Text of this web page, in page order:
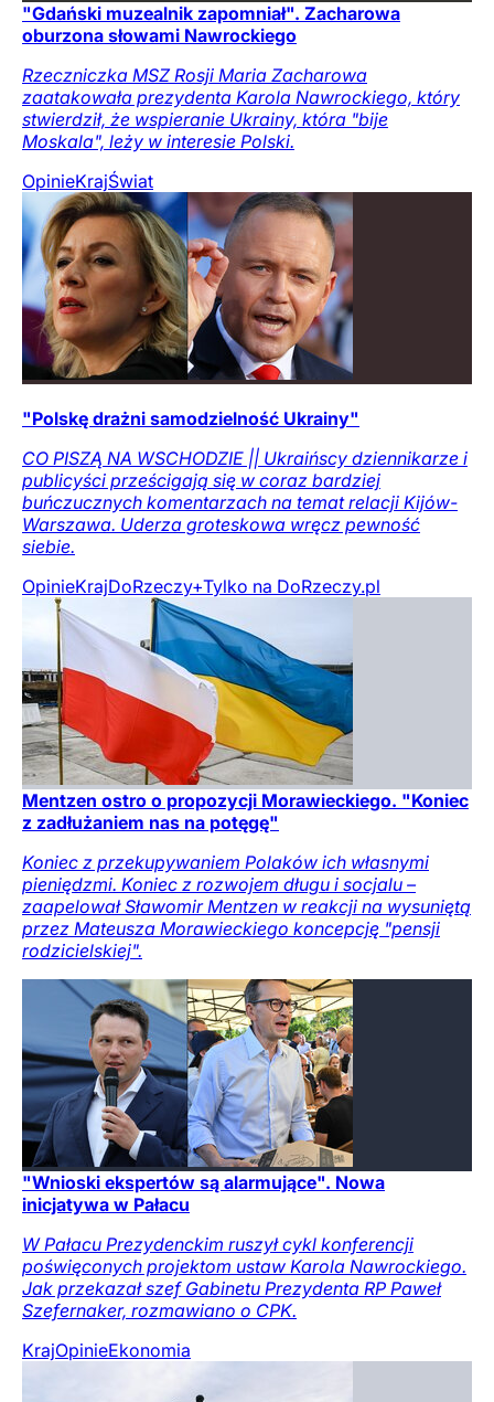
"Gdański muzealnik zapomniał". Zacharowa
oburzona słowami Nawrockiego
Rzeczniczka MSZ Rosji Maria Zacharowa
zaatakowała prezydenta Karola Nawrockiego, który
stwierdził, że wspieranie Ukrainy, która "bije
Moskala", leży w interesie Polski.
OpinieKrajŚwiat
"Polskę drażni samodzielność Ukrainy"
CO PISZĄ NA WSCHODZIE || Ukraińscy dziennikarze i
publicyści prześcigają się w coraz bardziej
buńczucznych komentarzach na temat relacji Kijów-
Warszawa. Uderza groteskowa wręcz pewność
siebie.
OpinieKrajDoRzeczy+Tylko na DoRzeczy.pl
Mentzen ostro o propozycji Morawieckiego. "Koniec
z zadłużaniem nas na potęgę"
Koniec z przekupywaniem Polaków ich własnymi
pieniędzmi. Koniec z rozwojem długu i socjalu –
zaapelował Sławomir Mentzen w reakcji na wysuniętą
przez Mateusza Morawieckiego koncepcję "pensji
rodzicielskiej".
"Wnioski ekspertów są alarmujące". Nowa
inicjatywa w Pałacu
W Pałacu Prezydenckim ruszył cykl konferencji
poświęconych projektom ustaw Karola Nawrockiego.
Jak przekazał szef Gabinetu Prezydenta RP Paweł
Szefernaker, rozmawiano o CPK.
KrajOpinieEkonomia